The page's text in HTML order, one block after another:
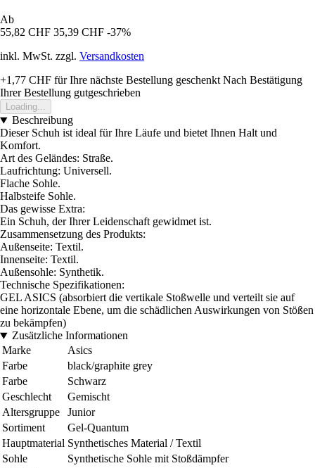
Ab
55,82 CHF 35,39 CHF -37%
inkl. MwSt. zzgl. Versandkosten
+1,77 CHF für Ihre nächste Bestellung geschenkt Nach Bestätigung
Ihrer Bestellung gutgeschrieben
Loading...
Beschreibung
Dieser Schuh ist ideal für Ihre Läufe und bietet Ihnen Halt und
Komfort.
Art des Geländes: Straße.
Laufrichtung: Universell.
Flache Sohle.
Halbsteife Sohle.
Das gewisse Extra:
Ein Schuh, der Ihrer Leidenschaft gewidmet ist.
Zusammensetzung des Produkts:
Außenseite: Textil.
Innenseite: Textil.
Außensohle: Synthetik.
Technische Spezifikationen:
GEL ASICS (absorbiert die vertikale Stoßwelle und verteilt sie auf
eine horizontale Ebene, um die schädlichen Auswirkungen von Stößen
zu bekämpfen)
Zusätzliche Informationen
Marke
Asics
Farbe
black/graphite grey
Farbe
Schwarz
Geschlecht
Gemischt
Altersgruppe
Junior
Sortiment
Gel-Quantum
Hauptmaterial Synthetisches Material / Textil
Sohle
Synthetische Sohle mit Stoßdämpfer